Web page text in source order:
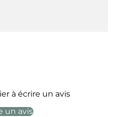
à écrire un avis
un avis